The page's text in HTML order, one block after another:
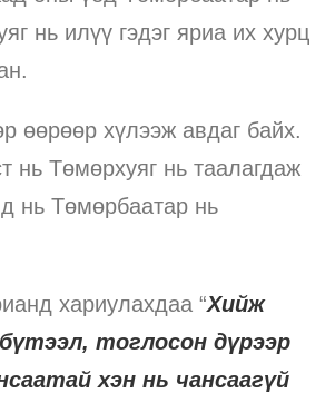
нь илүү гэдэг яриа их хурц
өөрөөр хүлээж авдаг байх.
нь Төмөрхуяг нь таалагдаж
нь Төмөрбаатар нь
хариулахдаа “Хийж
тоглосон дүрээр
хэн нь чансаагүй